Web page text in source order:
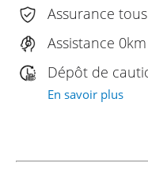
Assurance
Assistance 0km
Dépôt de
En savoir plus